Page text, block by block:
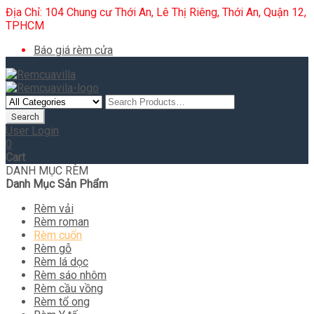
Địa Chỉ: 104 Chung cư Thới An, Lê Thị Riêng, Thới An, Quận 12,
TPHCM
Báo giá rèm cửa
User Login
0
Cart
DANH MỤC RÈM
Danh Mục Sản Phẩm
Rèm vải
Rèm roman
Rèm cuốn
Rèm gỗ
Rèm lá dọc
Rèm sáo nhôm
Rèm cầu vồng
Rèm tổ ong